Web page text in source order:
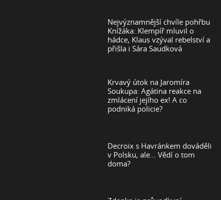
Nejvýznamnější chvíle pohřbu
Knížáka: Klempíř mluvil o
hádce, Klaus vzýval rebelství a
přišla i Sára Saudková
Krvavý útok na Jaromíra
Soukupa: Agátina reakce na
zmlácení jejího ex! A co
podniká policie?
Decroix s Havránkem dováděli
v Polsku, ale… Vědí o tom
doma?